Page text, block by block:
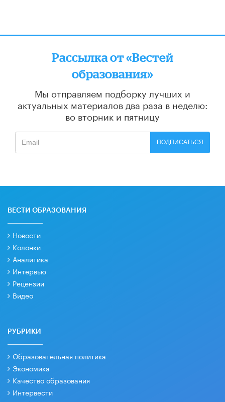
Рассылка от «Вестей
образования»
Мы отправляем подборку лучших и
актуальных материалов два раза в неделю:
во вторник и пятницу
ПОДПИСАТЬСЯ
ВЕСТИ ОБРАЗОВАНИЯ
Новости
Колонки
Аналитика
Интервью
Рецензии
Видео
РУБРИКИ
Образовательная политика
Экономика
Качество образования
Интервести